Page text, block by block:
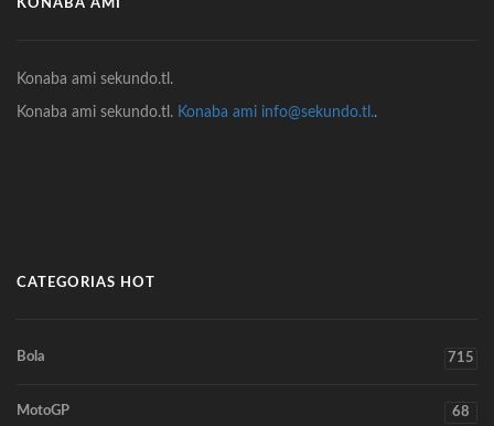
KONABA AMI
Konaba ami sekundo.tl.
Konaba ami sekundo.tl. Konaba ami info@sekundo.tl..
CATEGORIAS HOT
Bola 715
MotoGP 68